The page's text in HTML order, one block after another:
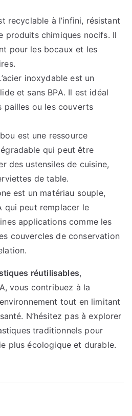
recyclable à l’infini, résistant
produits chimiques nocifs. Il
pour les bocaux et les
inoxydable est un
et sans BPA. Il est idéal
pailles ou les couverts
est une ressource
qui peut être
des ustensiles de cuisine,
de table.
est un matériau souple,
qui peut remplacer le
applications comme les
couvercles de conservation
réutilisables,
vous contribuez à la
tout en limitant
N’hésitez pas à explorer
traditionnels pour
plus écologique et durable.